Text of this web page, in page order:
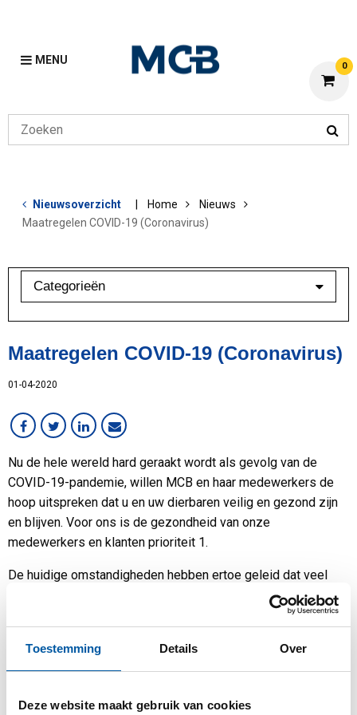
Toestemming Details Over
Deze website maakt gebruik van cookies
MENU 0
Nieuwsoverzicht Home
Nieuws
Maatregelen COVID-19 (Coronavirus)
Categorieën
Overig
Werken bij MCB
Maatregelen COVID-19 (Coronavirus)
01-04-2020
Nu de hele wereld hard geraakt wordt als gevolg van de
COVID-19-pandemie, willen MCB en haar medewerkers de
hoop uitspreken dat u en uw dierbaren veilig en gezond zijn
en blijven. Voor ons is de gezondheid van onze
medewerkers en klanten prioriteit 1.
De huidige omstandigheden hebben ertoe geleid dat veel
van onze medewerkers vanuit huis werken. We doen er alles
aan om ervoor te zorgen dat zij ook nu telefonisch en per
voor onze collega’s in de magazijnen en bij transport niet
mogelijk. Zij werken met man en macht, onder strikte